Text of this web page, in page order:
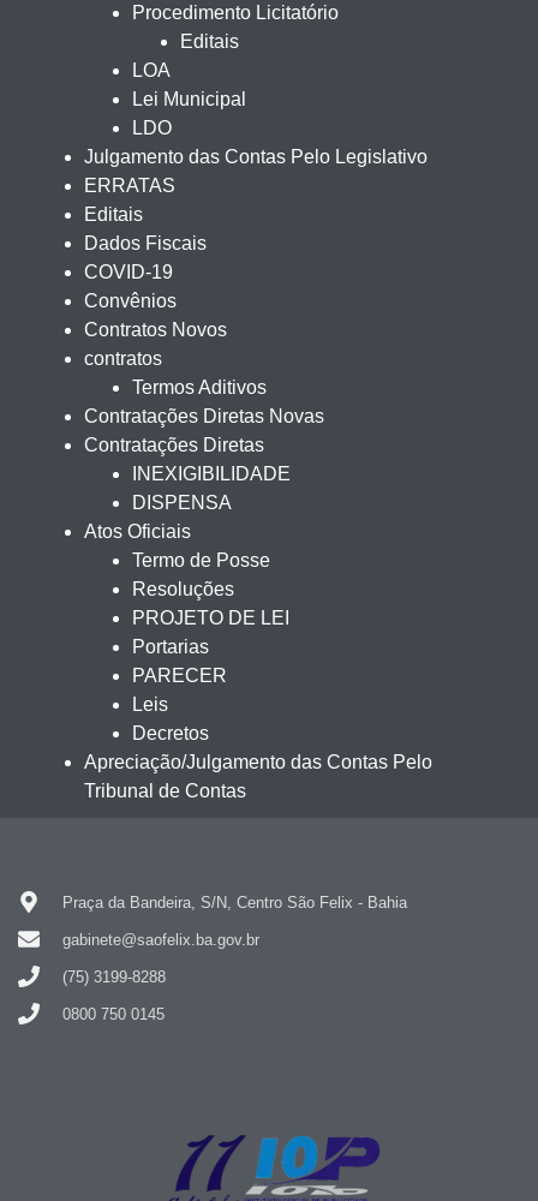
Procedimento Licitatório
Editais
LOA
Lei Municipal
LDO
Julgamento das Contas Pelo Legislativo
ERRATAS
Editais
Dados Fiscais
COVID-19
Convênios
Contratos Novos
contratos
Termos Aditivos
Contratações Diretas Novas
Contratações Diretas
INEXIGIBILIDADE
DISPENSA
Atos Oficiais
Termo de Posse
Resoluções
PROJETO DE LEI
Portarias
PARECER
Leis
Decretos
Apreciação/Julgamento das Contas Pelo
Tribunal de Contas
Praça da Bandeira, S/N, Centro São Felix - Bahia
gabinete@saofelix.ba.gov.br
(75) 3199-8288
0800 750 0145